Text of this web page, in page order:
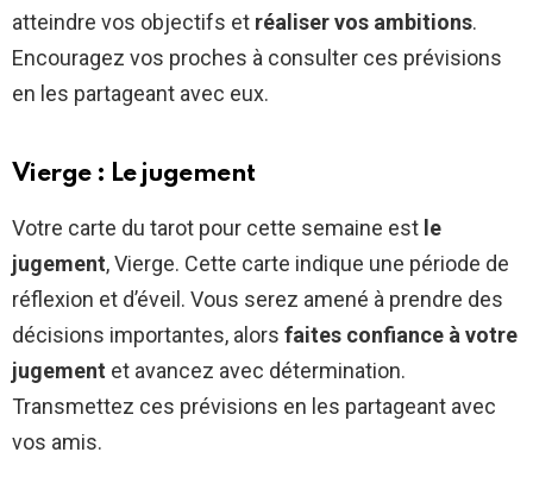
atteindre vos objectifs et réaliser vos ambitions.
Encouragez vos proches à consulter ces prévisions
en les partageant avec eux.
Vierge : Le jugement
Votre carte du tarot pour cette semaine est le
jugement, Vierge. Cette carte indique une période de
réflexion et d’éveil. Vous serez amené à prendre des
décisions importantes, alors faites confiance à votre
jugement et avancez avec détermination.
Transmettez ces prévisions en les partageant avec
vos amis.